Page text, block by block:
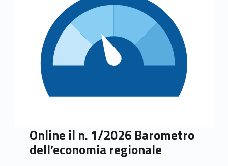
Online il n. 1/2026 Barometro
dell’economia regionale